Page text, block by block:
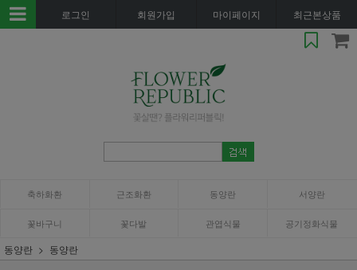
로그인 회원가입 마이페이지 최근본상품
축하화환 근조화환 동양란 서양란
꽃바구니 꽃다발 관엽식물 공기정화식물
동양란 동양란